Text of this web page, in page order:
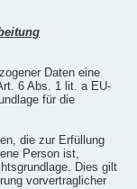
Daten eine
6 Abs. 1 lit. a EU-
für die
die zur Erfüllung
Person ist,
Dies gilt
vorvertraglicher